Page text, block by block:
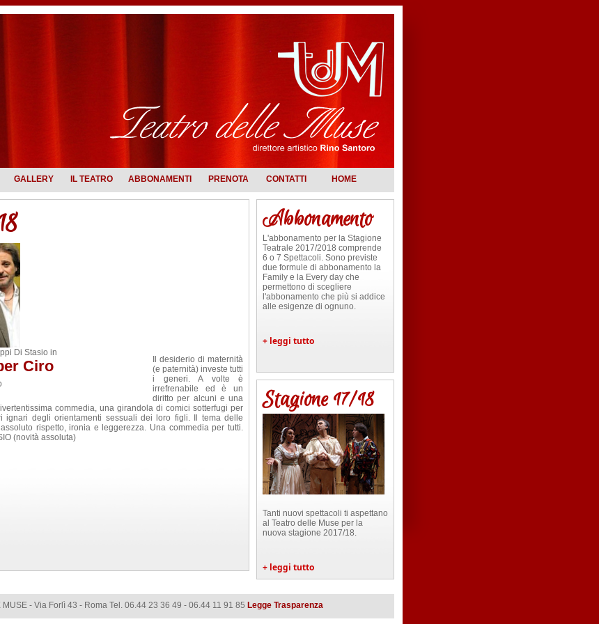
GALLERY IL TEATRO ABBONAMENTI PRENOTA CONTATTI HOME
Di Stasio in
Ciro
Il desiderio di maternità
(e paternità) investe tutti
i generi. A volte è
irrefrenabile ed è un
diritto per alcuni e una
commedia, una girandola di comici sotterfugi per
ignari degli orientamenti sessuali dei loro figli. Il tema delle
rispetto, ironia e leggerezza. Una commedia per tutti.
(novità assoluta)
Abbonamento
L'abbonamento per la Stagione
Teatrale 2017/2018 comprende
6 o 7 Spettacoli. Sono previste
due formule di abbonamento la
Family e la Every day che
permettono di scegliere
l'abbonamento che più si addice
alle esigenze di ognuno.
+ leggi tutto
Stagione 17/18
Tanti nuovi spettacoli ti aspettano
al Teatro delle Muse per la
nuova stagione 2017/18.
+ leggi tutto
MUSE - Via Forlì 43 - Roma Tel. 06.44 23 36 49 - 06.44 11 91 85 Legge Trasparenza